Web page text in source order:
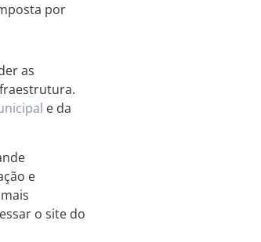
por
as
e da
e
o site do